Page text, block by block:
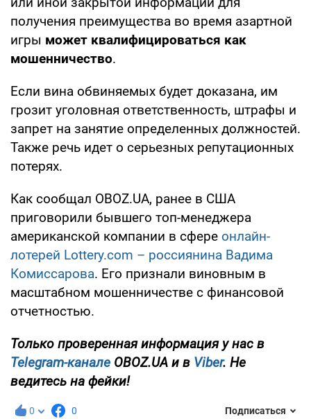
получения преимущества во время азартной
игры может квалифицироваться как
мошенничество.
Если вина обвиняемых будет доказана, им
грозит уголовная ответственность, штрафы и
запрет на занятие определенных должностей.
Также речь идет о серьезных репутационных
потерях.
Как сообщал OBOZ.UA, ранее в США
приговорили бывшего топ-менеджера
американской компании в сфере онлайн-
лотерей Lottery.com – россиянина Вадима
Комиссарова. Его признали виновным в
масштабном мошенничестве с финансовой
отчетностью.
Только проверенная информация у нас в
Telegram-канале OBOZ.UA и в Viber. Не
ведитесь на фейки!
0 0 Подписаться